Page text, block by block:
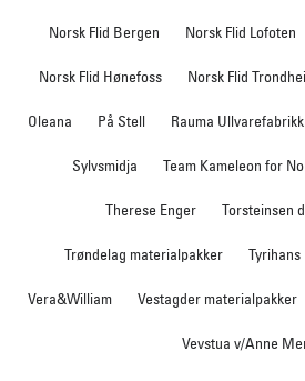
Norsk Flid Bergen Norsk Flid Lofoten
Norsk Flid Hønefoss Norsk Flid
Oleana På Stell Rauma Ullvarefabrikk
Sylvsmidja Team Kameleon for
Therese Enger Torsteinsen
Trøndelag materialpakker Tyrihans
Vera&William Vestagder materialpakker
Vevstua v/Anne